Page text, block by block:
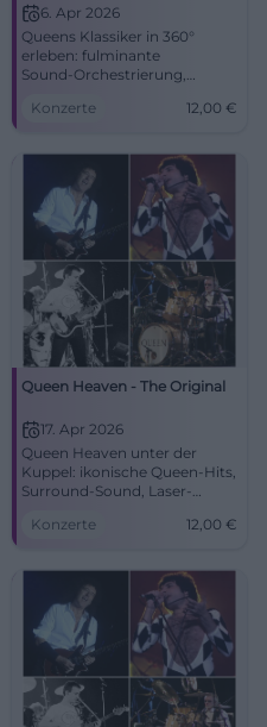
6. Apr 2026
Queens Klassiker in 360°
erleben: fulminante
Sound‑Orchestrierung,
echte Gänsehautmomente im
06.04.2026, 19:30 Uhr, 12 €.
Jetzt Tickets sichern!
#QueenHeaven
Konzerte 12,00 €
Queen Heaven - The Original
17. Apr 2026
Queen Heaven unter der
Kuppel: ikonische Queen-Hits,
Surround-Sound, Laser-
19:30 Uhr in Augsburg. 12 €
– jetzt Tickets sichern!
#QueenHeaven
Konzerte 12,00 €